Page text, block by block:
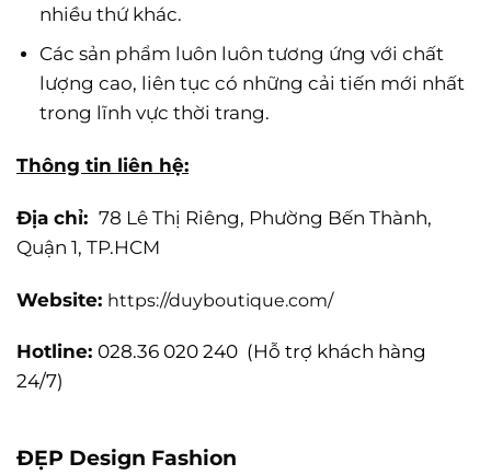
nhiều thứ khác.
Các sản phẩm luôn luôn tương ứng với chất
lượng cao, liên tục có những cải tiến mới nhất
trong lĩnh vực thời trang.
Thông tin liên hệ:
Địa chỉ: 78 Lê Thị Riêng, Phường Bến Thành,
Quận 1, TP.HCM
Website: https://duyboutique.com/
Hotline: 028.36 020 240 (Hỗ trợ khách hàng
24/7)
ĐẸP Design Fashion